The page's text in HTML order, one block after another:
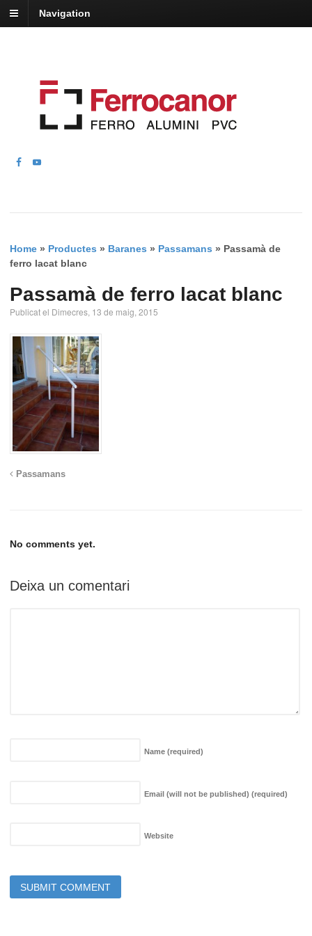
Navigation
Home » Productes » Baranes » Passamans » Passamà de
ferro lacat blanc
Passamà de ferro lacat blanc
Publicat el Dimecres, 13 de maig, 2015
Passamans
No comments yet.
Deixa un comentari
Name (required)
Email (will not be published) (required)
Website